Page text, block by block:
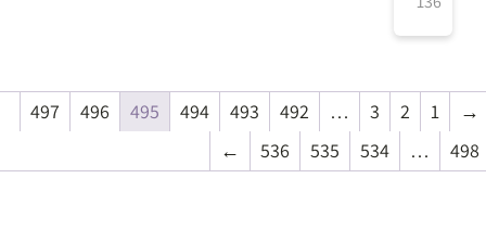
₪
למידע ולרכישה
4
→
1
2
3
…
492
493
494
495
496
497
498
…
534
535
536
←